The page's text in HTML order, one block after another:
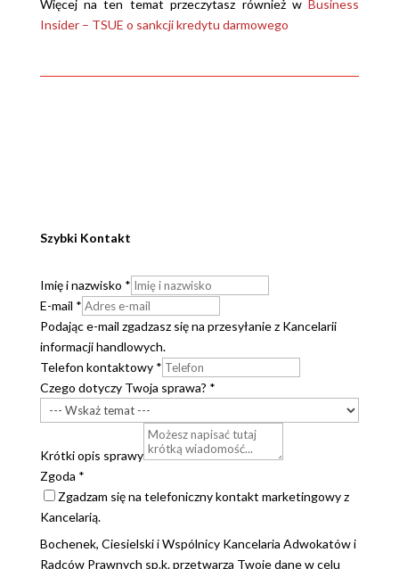
Więcej na ten temat przeczytasz również w Business
Insider – TSUE o sankcji kredytu darmowego
Szybki Kontakt
Imię i nazwisko *
E-mail *
Podając e-mail zgadzasz się na przesyłanie z Kancelarii
informacji handlowych.
Telefon kontaktowy *
Czego dotyczy Twoja sprawa? *
Krótki opis sprawy
Zgoda *
Zgadzam się na telefoniczny kontakt marketingowy z
Kancelarią.
Bochenek, Ciesielski i Wspólnicy Kancelaria Adwokatów i
Radców Prawnych sp.k. przetwarza Twoje dane w celu